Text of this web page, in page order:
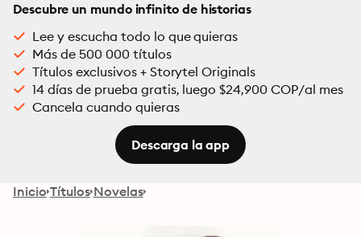
Descubre un mundo infinito de historias
Lee y escucha todo lo que quieras
Más de 500 000 títulos
Títulos exclusivos + Storytel Originals
14 días de prueba gratis, luego $24,900 COP/al mes
Cancela cuando quieras
Descarga la app
Inicio Títulos Novelas